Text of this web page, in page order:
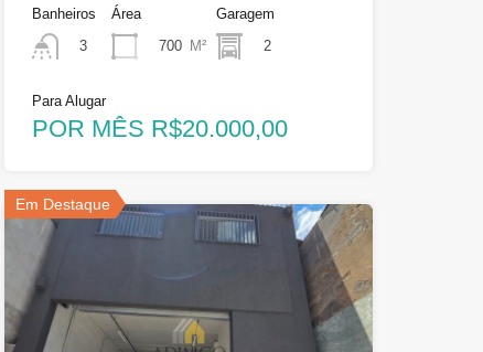
Banheiros
3
Área
700 M²
Garagem
2
Para Alugar
POR MÊS R$20.000,00
Em Destaque